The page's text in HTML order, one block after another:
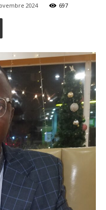
2024 697